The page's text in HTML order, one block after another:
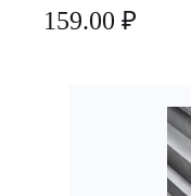
159.00 ₽